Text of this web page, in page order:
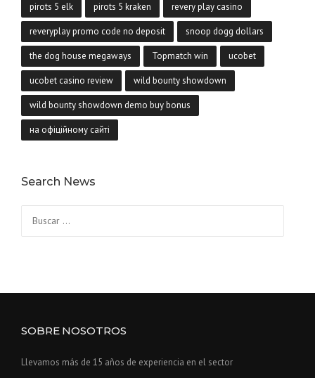
pirots 5 elk pirots 5 kraken revery play casino
reveryplay promo code no deposit snoop dogg dollars
the dog house megaways Topmatch win ucobet
ucobet casino review wild bounty showdown
wild bounty showdown demo buy bonus
на офіційному сайті
Search News
SOBRE NOSOTROS
Llevamos más de 15 años de experiencia en el sector